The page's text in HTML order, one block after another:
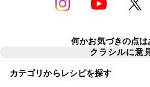
何かお気づきの点は
クラシルに意
カテゴリからレシピを探す